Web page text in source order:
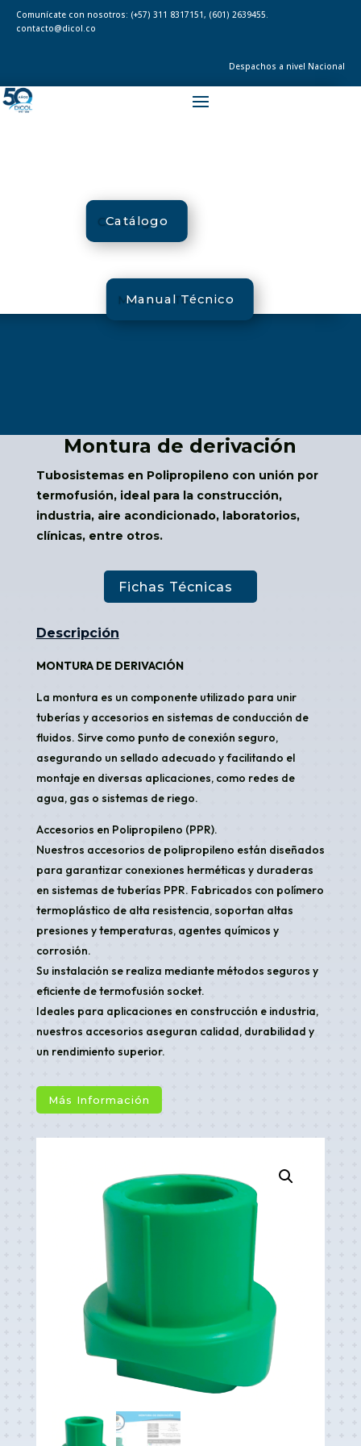
Comunícate con nosotros: (+57) 311 8317151, (601) 2639455.
contacto@dicol.co
Despachos a nivel Nacional
Catálogo
Manual Técnico
Montura de derivación
Tubosistemas en Polipropileno con unión por
termofusión, ideal para la construcción,
industria, aire acondicionado, laboratorios,
clínicas, entre otros.
Fichas Técnicas
Descripción
MONTURA DE DERIVACIÓN
La montura es un componente utilizado para unir
tuberías y accesorios en sistemas de conducción de
fluidos. Sirve como punto de conexión seguro,
asegurando un sellado adecuado y facilitando el
montaje en diversas aplicaciones, como redes de
agua, gas o sistemas de riego.
Accesorios en Polipropileno (PPR).
Nuestros accesorios de polipropileno están diseñados
para garantizar conexiones herméticas y duraderas
en sistemas de tuberías PPR. Fabricados con polímero
termoplástico de alta resistencia, soportan altas
presiones y temperaturas, agentes químicos y
corrosión.
Su instalación se realiza mediante métodos seguros y
eficiente de termofusión socket.
Ideales para aplicaciones en construcción e industria,
nuestros accesorios aseguran calidad, durabilidad y
un rendimiento superior.
Más Información